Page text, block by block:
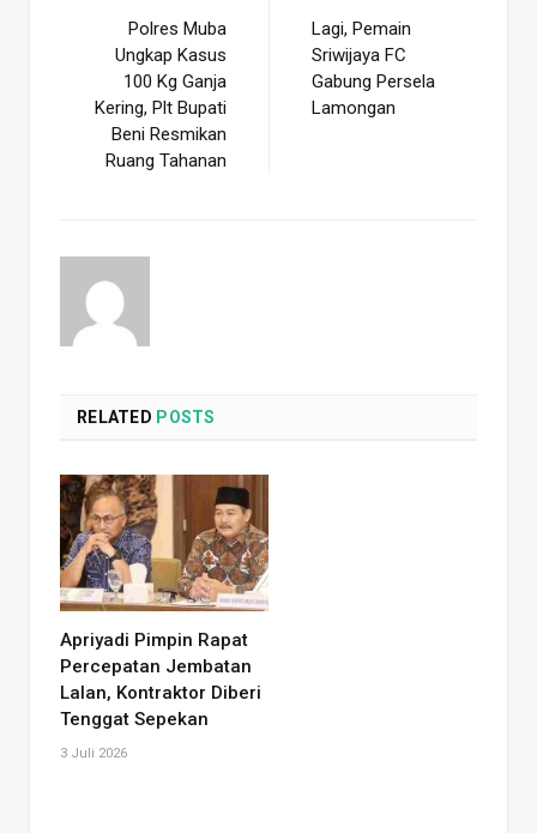
Polres Muba
Ungkap Kasus
100 Kg Ganja
Kering, Plt Bupati
Beni Resmikan
Ruang Tahanan
Lagi, Pemain
Sriwijaya FC
Gabung Persela
Lamongan
RELATED POSTS
Apriyadi Pimpin Rapat
Percepatan Jembatan
Lalan, Kontraktor Diberi
Tenggat Sepekan
3 Juli 2026